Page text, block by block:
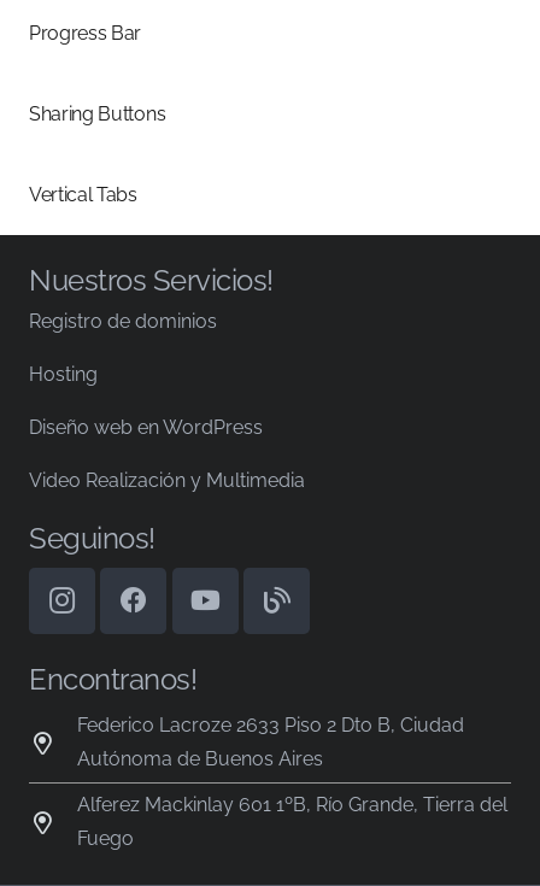
Progress Bar
Sharing Buttons
Vertical Tabs
Nuestros Servicios!
Registro de dominios
Hosting
Diseño web en WordPress
Video Realización y Multimedia
Seguinos!
Encontranos!
Federico Lacroze 2633 Piso 2 Dto B, Ciudad
Autónoma de Buenos Aires
Alferez Mackinlay 601 1ºB, Río Grande, Tierra del
Fuego